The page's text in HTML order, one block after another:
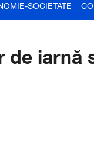
SOCIETATE
iarnă